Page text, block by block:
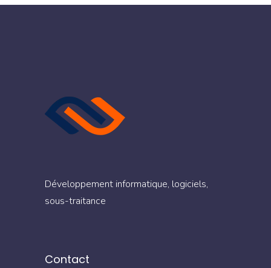
Développement informatique, logiciels,
sous-traitance
Contact